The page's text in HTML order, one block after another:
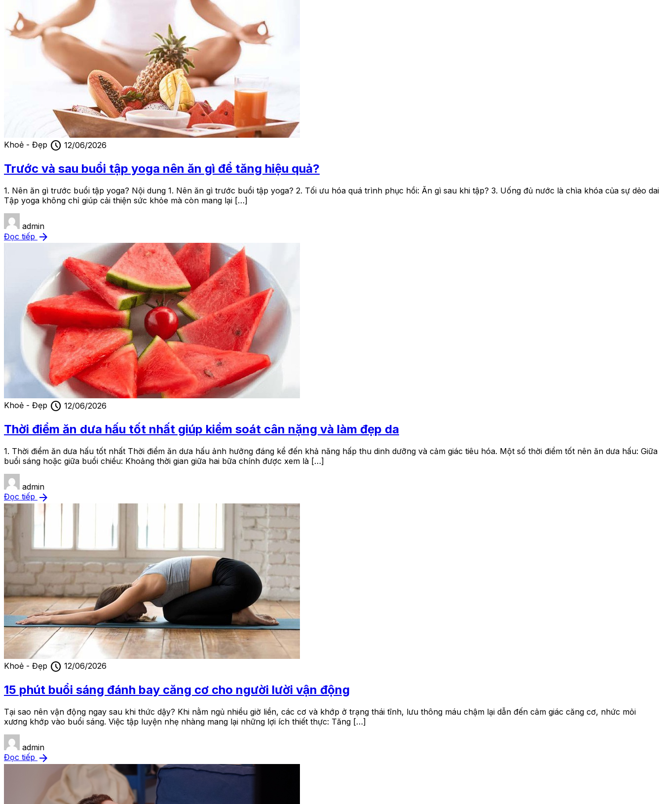
Khoẻ - Đẹp schedule 12/06/2026
Trước và sau buổi tập yoga nên ăn gì để tăng hiệu quả?
1. Nên ăn gì trước buổi tập yoga? Nội dung 1. Nên ăn gì trước buổi tập yoga? 2. Tối ưu hóa quá trình phục hồi: Ăn gì sau khi tập? 3. Uống đủ nước là chìa khóa của sự dẻo dai
Tập yoga không chỉ giúp cải thiện sức khỏe mà còn mang lại […]
admin
Đọc tiếp arrow_forward
Khoẻ - Đẹp schedule 12/06/2026
Thời điểm ăn dưa hấu tốt nhất giúp kiểm soát cân nặng và làm đẹp da
1. Thời điểm ăn dưa hấu tốt nhất Thời điểm ăn dưa hấu ảnh hưởng đáng kể đến khả năng hấp thu dinh dưỡng và cảm giác tiêu hóa. Một số thời điểm tốt nên ăn dưa hấu: Giữa
buổi sáng hoặc giữa buổi chiều: Khoảng thời gian giữa hai bữa chính được xem là […]
admin
Đọc tiếp arrow_forward
Khoẻ - Đẹp schedule 12/06/2026
15 phút buổi sáng đánh bay căng cơ cho người lười vận động
Tại sao nên vận động ngay sau khi thức dậy? Khi nằm ngủ nhiều giờ liền, các cơ và khớp ở trạng thái tĩnh, lưu thông máu chậm lại dẫn đến cảm giác căng cơ, nhức mỏi
xương khớp vào buổi sáng. Việc tập luyện nhẹ nhàng mang lại những lợi ích thiết thực: Tăng […]
admin
Đọc tiếp arrow_forward